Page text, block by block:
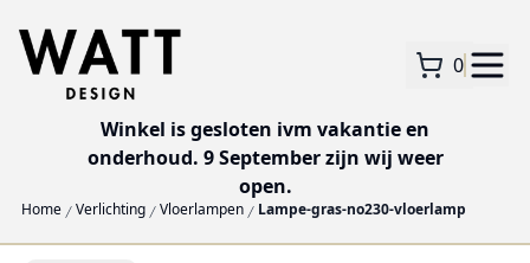
0
Winkel is gesloten ivm vakantie en
onderhoud. 9 September zijn wij weer
open.
Home Verlichting Vloerlampen Lampe-gras-no230-vloerlamp